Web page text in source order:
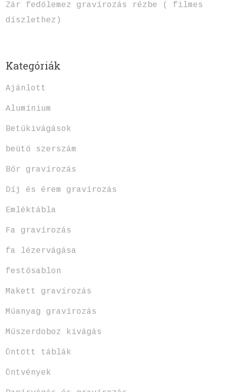
Zár fedőlemez gravírozás rézbe ( filmes
díszlethez)
Kategóriák
Ajánlott
Alumínium
Betűkivágások
beütő szerszám
Bőr gravírozás
Díj és érem gravírozás
Emléktábla
Fa gravírozás
fa lézervágása
festősablon
Makett gravírozás
Műanyag gravírozás
Műszerdoboz kivágás
Öntött táblák
Öntvények